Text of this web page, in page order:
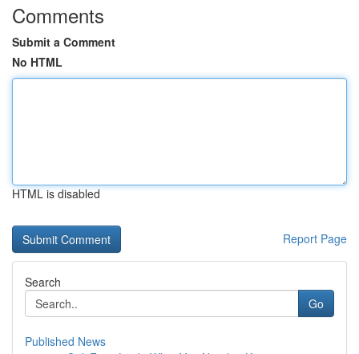
Comments
Submit a Comment
No HTML
HTML is disabled
Report Page
Search
Go
Published News